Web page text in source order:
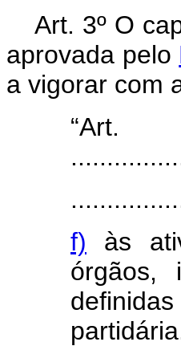
Art. 3º O
aprovada pelo
a vigorar com
f) às
órgãos,